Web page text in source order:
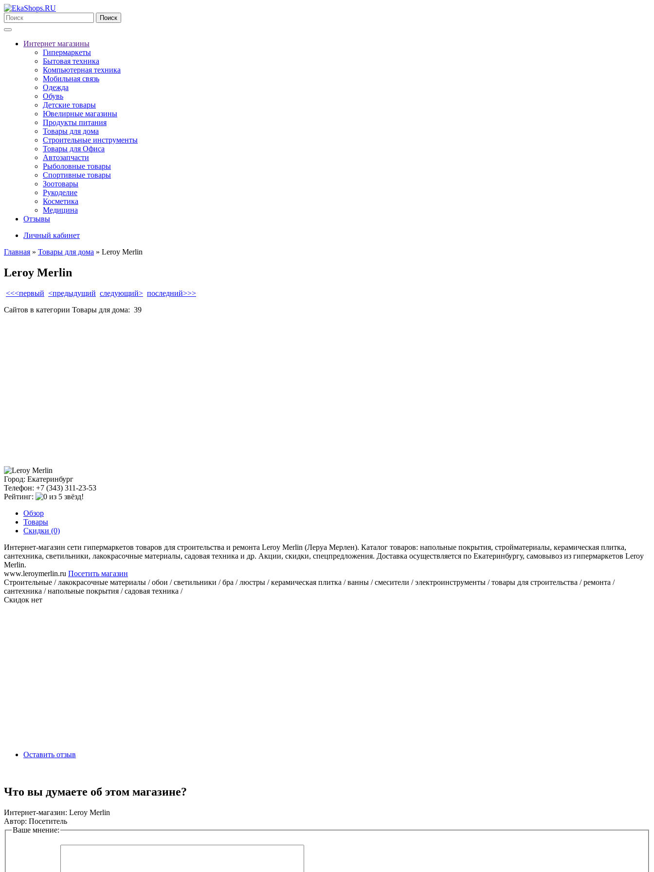
Поиск
Интернет магазины
Гипермаркеты
Бытовая техника
Компьютерная техника
Мобильная связь
Одежда
Обувь
Детские товары
Ювелирные магазины
Продукты питания
Товары для дома
Строительные инструменты
Товары для Офиса
Автозапчасти
Рыболовные товары
Спортивные товары
Зоотовары
Рукоделие
Косметика
Медицина
Отзывы
Личный кабинет
Главная » Товары для дома » Leroy Merlin
Leroy Merlin
<<<первый <предыдущий следующий> последний>>>
Сайтов в категории Товары для дома: 39
Город: Екатеринбург
Телефон: +7 (343) 311‑23-53
Рейтинг:
Обзор
Товары
Скидки (0)
Интернет-магазин сети гипермаркетов товаров для строительства и ремонта Leroy Merlin (Леруа Мерлен). Каталог товаров: напольные покрытия, стройматериалы, керамическая плитка,
сантехника, светильники, лакокрасочные материалы, садовая техника и др. Акции, скидки, спецпредложения. Доставка осуществляется по Екатеринбургу, самовывоз из гипермаркетов Leroy
Merlin.
www.leroymerlin.ru Посетить магазин
Строительные / лакокрасочные материалы / обои / светильники / бра / люстры / керамическая плитка / ванны / смесители / электроинструменты / товары для строительства / ремонта /
сантехника / напольные покрытия / садовая техника /
Скидок нет
Оставить отзыв
Что вы думаете об этом магазине?
Интернет-магазин: Leroy Merlin
Автор: Посетитель
Ваше мнение: